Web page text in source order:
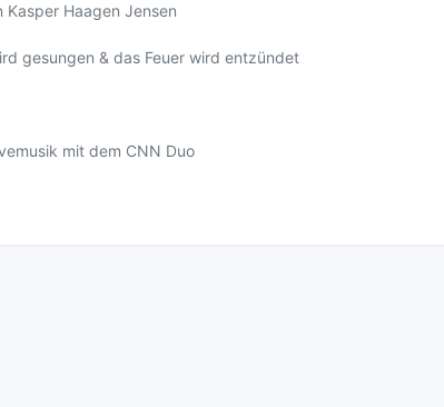
Kasper Haagen Jensen
gesungen & das Feuer wird entzündet
mit dem CNN Duo